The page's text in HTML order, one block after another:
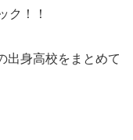
ク！！
出身高校をまとめて